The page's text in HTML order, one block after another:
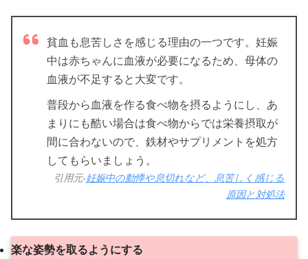
貧血も息苦しさを感じる理由の一つです。妊娠
中は赤ちゃんに血液が必要になるため、母体の
血液が不足すると大変です。
普段から血液を作る食べ物を摂るようにし、あ
まりにも酷い場合は食べ物からでは栄養摂取が
間に合わないので、鉄材やサプリメントを処方
してもらいましょう。
引用元-妊娠中の動悸や息切れなど、息苦しく感じる
原因と対処法
楽な姿勢を取るようにする